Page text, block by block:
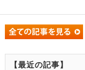
【最近の記事】